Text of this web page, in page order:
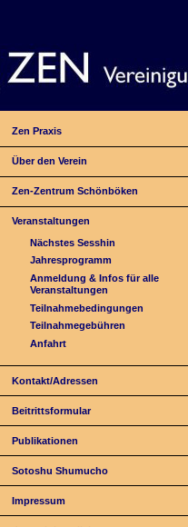
Zen Praxis
Über den Verein
Zen-Zentrum Schönböken
Veranstaltungen
Nächstes Sesshin
Jahresprogramm
Anmeldung & Infos für alle
Veranstaltungen
Teilnahmebedingungen
Teilnahmegebühren
Anfahrt
Kontakt/Adressen
Beitrittsformular
Publikationen
Sotoshu Shumucho
Impressum